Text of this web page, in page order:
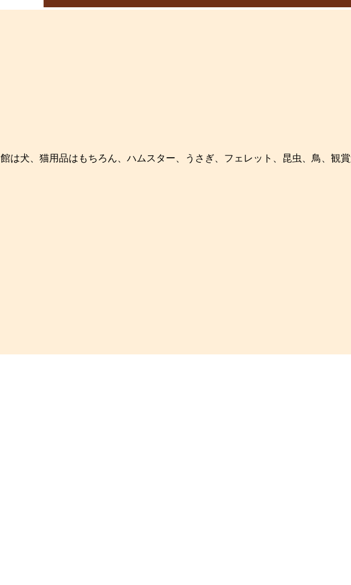
は犬、猫用品はもちろん、ハムスター、うさぎ、フェレット、昆虫、鳥、観